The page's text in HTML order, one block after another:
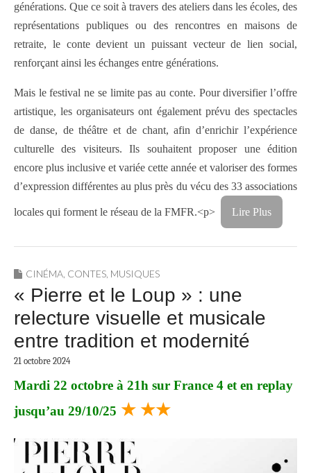
générations. Que ce soit à travers des ateliers dans les écoles, des
représentations publiques ou des rencontres en maisons de
retraite, le conte devient un puissant vecteur de lien social,
renforçant ainsi les échanges entre générations.
Mais le festival ne se limite pas au conte. Pour diversifier l’offre
artistique, les organisateurs ont également prévu des spectacles
de danse, de théâtre et de chant, afin d’enrichir l’expérience
culturelle des visiteurs. Ils souhaitent proposer une édition
encore plus inclusive et variée cette année et valoriser des formes
d’expression différentes au plus près du vécu des 33 associations
locales qui forment le réseau de la FMFR.<p> Lire Plus
CINÉMA, CONTES, MUSIQUES
« Pierre et le Loup » : une
relecture visuelle et musicale
entre tradition et modernité
21 octobre 2024
Mardi 22 octobre à 21h sur France 4 et en replay
jusqu’au 29/10/25 ★ ★★